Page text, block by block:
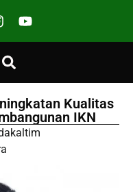
Kualitas
IKN